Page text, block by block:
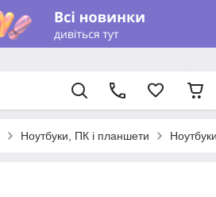
Ноутбуки, ПК і планшети